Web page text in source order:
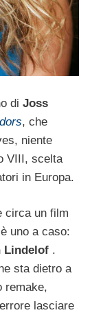
di Joss
, che
niente
VIII, scelta
in Europa.
circa un film
uno a caso:
Lindelof .
sta dietro a
remake,
lasciare